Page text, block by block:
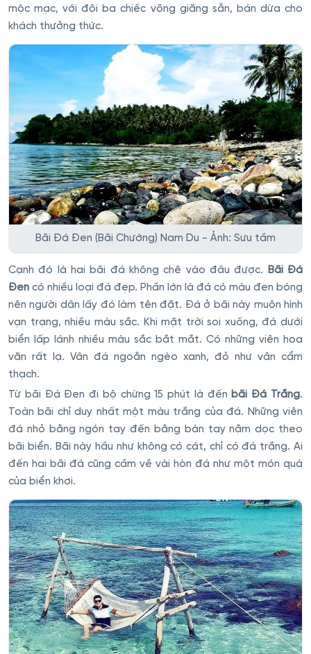
mộc mạc, với đôi ba chiếc võng giăng sẵn, bán dừa cho
khách thưởng thức.
Bãi Đá Đen (Bãi Chướng) Nam Du - Ảnh: Sưu tầm
Cạnh đó là hai bãi đá không chê vào đâu được.
Bãi Ðá
Ðen có nhiều loại đá đẹp. Phần lớn là đá có màu đen bóng
nên người dân lấy đó làm tên đặt. Ðá ở bãi này muôn hình
vạn trạng, nhiều màu sắc. Khi mặt trời soi xuống, đá dưới
biển lấp lánh nhiều màu sắc bắt mắt. Có những viên hoa
văn rất lạ. Vân đá ngoằn ngèo xanh, đỏ như vân cẩm
thạch.
Từ bãi Ðá Ðen đi bộ chừng 15 phút là đến bãi Ðá Trắng.
Toàn bãi chỉ duy nhất một màu trắng của đá. Những viên
đá nhỏ bằng ngón tay đến bằng bàn tay nằm dọc theo
bãi biển. Bãi này hầu như không có cát, chỉ có đá trắng. Ai
đến hai bãi đá cũng cầm về vài hòn đá như một món quà
của biển khơi.